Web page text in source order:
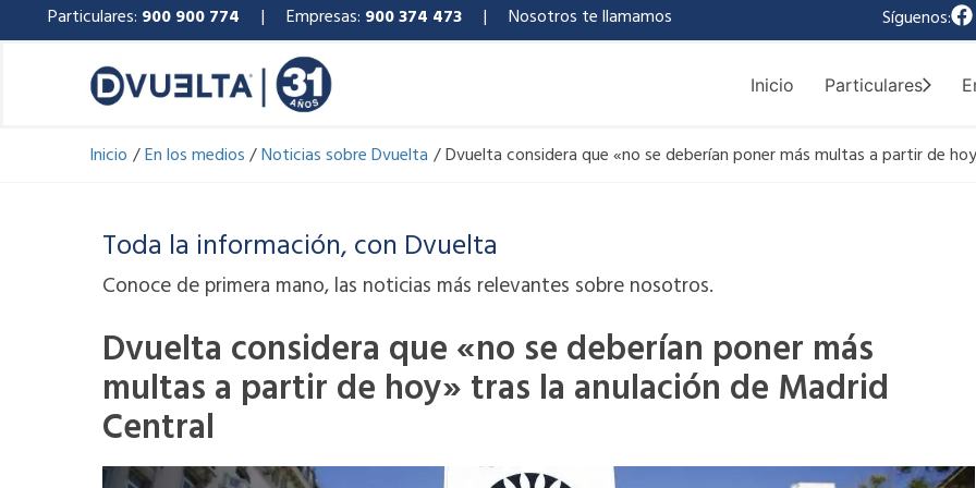
al
Particulares: 900 900 774 | Empresas: 900 374 473| Nosotros te llamamos Síguenos: F
a
e
b
o
k
Inicio Particulares
Inicio En los medios Noticias sobre Dvuelta Dvuelta considera que «no se deberían poner más multas a partir de
Toda la información, con Dvuelta
Conoce de primera mano, las noticias más relevantes sobre nosotros.
Dvuelta considera que «no se deberían poner más
multas a partir de hoy» tras la anulación de Madrid
Central